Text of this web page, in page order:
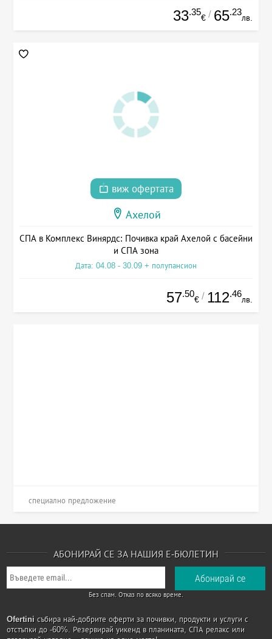
33.35
€ / 65.23
лв.
виж офертата
Ахелой
СПА в Комплекс Винярдс: Почивка край Ахелой с басейни
и СПА зона
Дата: 04.08 - 30.09 + полупансион
57.50
€ / 112.46
лв.
специално предложение
АБОНИРАЙ СЕ ЗА НАШИЯ Е-БЮЛЕТИН
Без спам. Отказ по всяко време.
Ofertini събира най-добрите оферти за почивки, продукти и услуги с
отстъпки до -60%. Резервирай уикенд в планината, СПА релакс или